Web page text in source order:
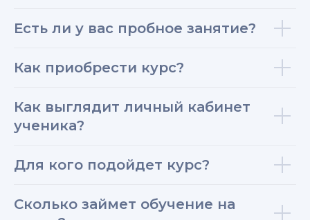
Есть ли у вас пробное занятие?
Как приобрести курс?
Как выглядит личный кабинет
ученика?
Для кого подойдет курс?
Сколько займет обучение на